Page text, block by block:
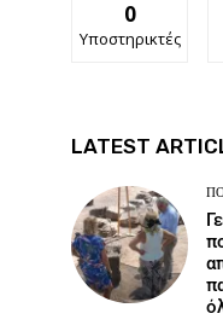
0
Υποστηρικτές
LATEST